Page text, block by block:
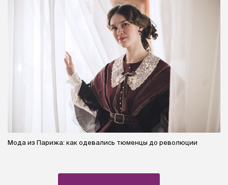
Мода из Парижа: как одевались тюменцы до революции